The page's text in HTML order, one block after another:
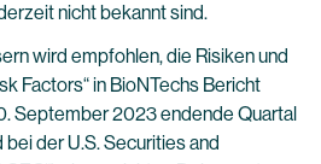
nicht bekannt sind.
wird empfohlen, die Risiken und
Factors“ in BioNTechs Bericht
September 2023 endende Quartal
der U.S. Securities and